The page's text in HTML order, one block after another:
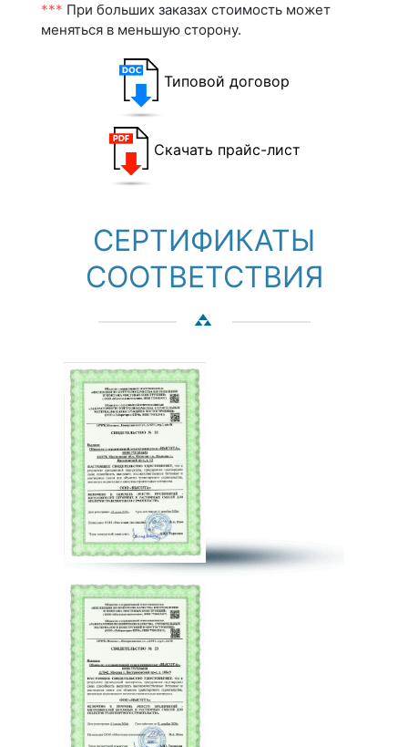
*** При больших заказах стоимость может
меняться в меньшую сторону.
Типовой договор
Скачать прайс-лист
СЕРТИФИКАТЫ
СООТВЕТСТВИЯ